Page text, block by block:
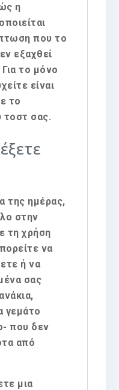
η
που το
εξαχθεί
το μόνο
είναι
το
τοστ σας.
της ημέρας,
στην
τη χρήση
να
ή να
σας
γεμάτο
που δεν
από
μια